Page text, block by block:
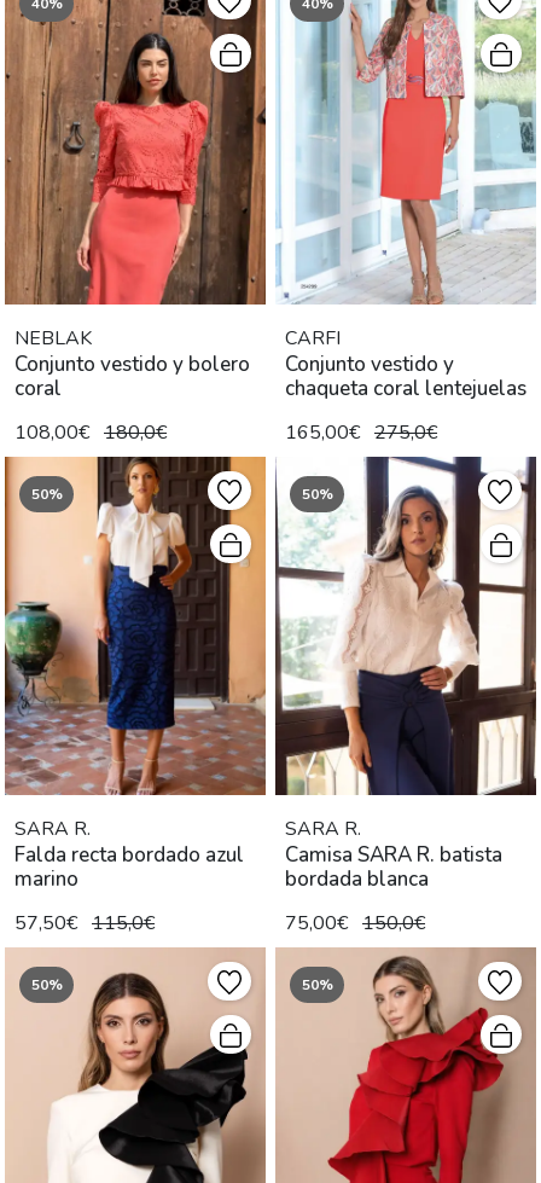
NEBLAK
Conjunto vestido y bolero
coral
108,00€ 180,0€
CARFI
Conjunto vestido y
chaqueta coral lentejuelas
165,00€ 275,0€
50%
SARA R.
Falda recta bordado azul
marino
57,50€ 115,0€
50%
SARA R.
Camisa SARA R. batista
bordada blanca
75,00€ 150,0€
50% 50%